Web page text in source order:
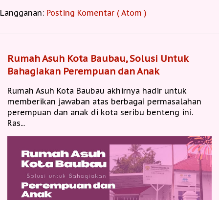
Langganan: Posting Komentar ( Atom )
Rumah Asuh Kota Baubau, Solusi Untuk
Bahagiakan Perempuan dan Anak
Rumah Asuh Kota Baubau akhirnya hadir untuk
memberikan jawaban atas berbagai permasalahan
perempuan dan anak di kota seribu benteng ini.
Ras...